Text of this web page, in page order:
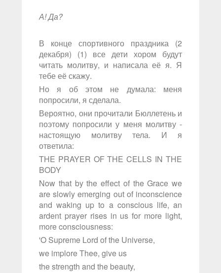
А! Да?
В конце спортивного праздника (2
декабря) (1) все дети хором будут
читать молитву, и написала её я. Я
тебе её скажу.
Но я об этом не думала: меня
попросили, я сделала.
Вероятно, они прочитали Бюллетень и
поэтому попросили у меня молитву -
настоящую молитву тела. И я
ответила:
THE PRAYER OF THE CELLS IN THE
BODY
Now that by the effect of the Grace we
are slowly emerging out of inconscience
and waking up to a conscious life, an
ardent prayer rises in us for more light,
more consciousness:
'O Supreme Lord of the Universe,
we implore Thee, give us
the strength and the beauty,